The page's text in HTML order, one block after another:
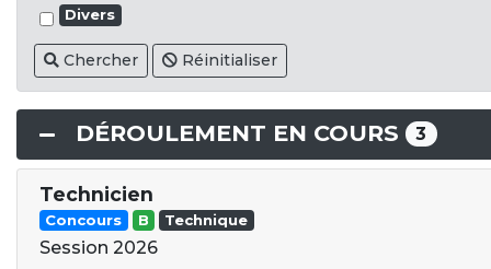
Divers
Chercher Réinitialiser
DÉROULEMENT EN COURS 3
Technicien
Concours B Technique
Session 2026